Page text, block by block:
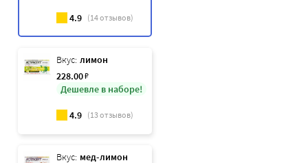
4.9 (14отзывов)
Вкус: лимон
228.00₽
Дешевле в наборе!
4.9 (13отзывов)
Вкус: мед-лимон